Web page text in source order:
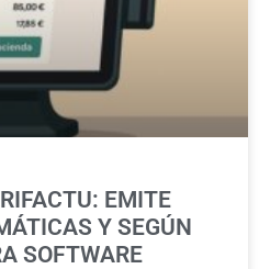
EMITE
Y SEGÚN
SOFTWARE